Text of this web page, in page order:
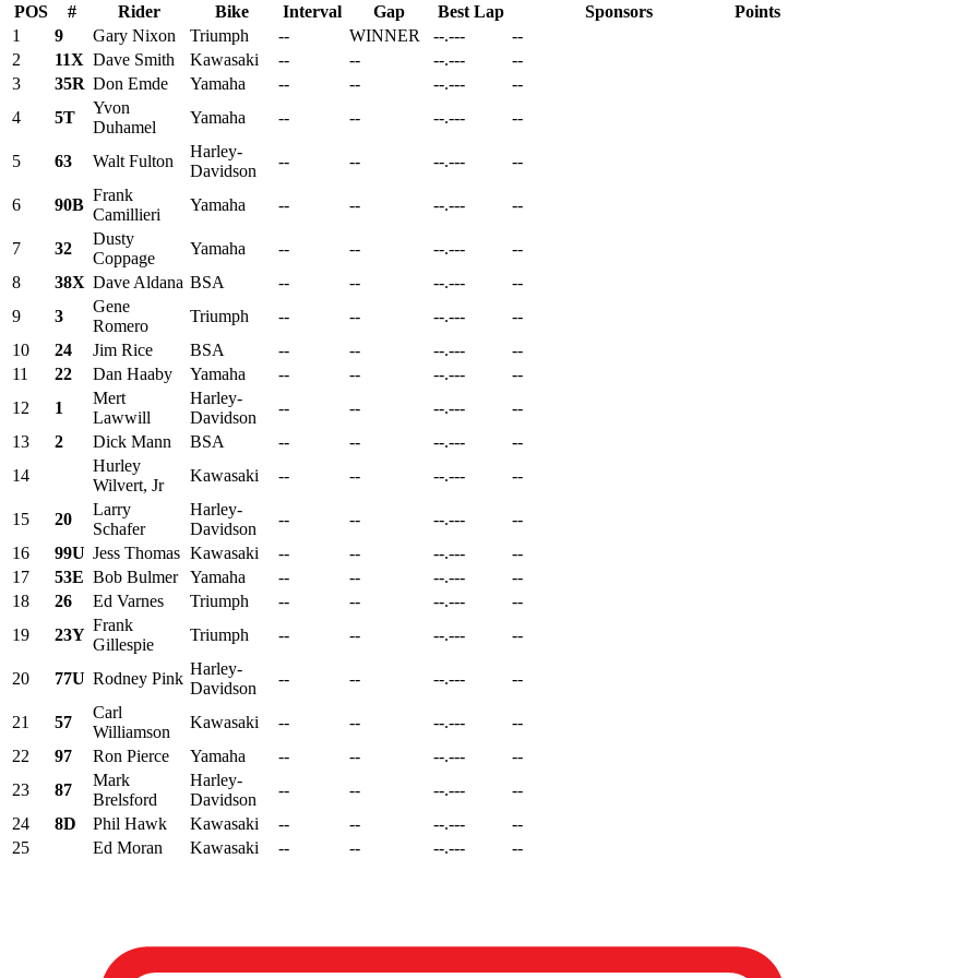
POS # Rider Bike Interval Gap Best Lap Sponsors
Points
1
9 Gary Nixon Triumph -- WINNER --.---
--
2
11X Dave Smith Kawasaki -- -- --.---
--
3
35R Don Emde Yamaha -- -- --.---
--
4
5T
Yvon
Duhamel
Yamaha -- -- --.--- --
5 63 Walt Fulton
Harley-
Davidson
-- -- --.--- --
6 90B
Frank
Camillieri
Yamaha -- -- --.--- --
7 32
Dusty
Coppage
Yamaha -- -- --.---
--
8
38X Dave Aldana BSA -- -- --.---
--
9
3
Gene
Romero
Triumph -- -- --.---
--
10
24 Jim Rice BSA -- -- --.---
--
11
22 Dan Haaby Yamaha -- -- --.---
--
12
1
Mert
Lawwill
Harley-
Davidson
-- -- --.---
--
13
2 Dick Mann BSA -- -- --.---
--
14
Hurley
Wilvert, Jr
Kawasaki -- -- --.--- --
15 20
Larry
Schafer
Harley-
Davidson
-- -- --.---
--
16
99U Jess Thomas Kawasaki -- -- --.---
--
17
53E Bob Bulmer Yamaha -- -- --.---
--
18
26 Ed Varnes Triumph -- -- --.---
--
19
23Y
Frank
Gillespie
Triumph -- -- --.--- --
20 77U Rodney Pink
Harley-
Davidson
-- -- --.--- --
21 57
Carl
Williamson
Kawasaki -- -- --.---
--
22
97 Ron Pierce Yamaha -- -- --.---
--
23
87
Mark
Brelsford
Harley-
Davidson
-- -- --.---
--
24
8D Phil Hawk Kawasaki -- -- --.---
--
25
Ed Moran Kawasaki -- -- --.--- --